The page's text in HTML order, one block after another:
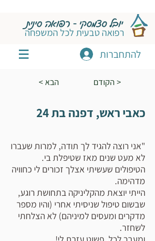
יובל סצמסקי - רפואה סינית
רפואה טבעית לכל המשפחה
להתחברות
< הבא הקודם >
כאבי ראש, דפנה בת 24
"אני רוצה להגיד לך תודה, למרות שעברו
לא מעט שנים מאז שטיפלת בי.
הטיפולים שעשיתי אצלך זכורים לי כחוויה
מדהימה.
הייתי יוצאת מהקליניקה בתחושת רוגע,
שבשום טיפול שניסיתי אחרי (והיו מספר
מדקרים ומעסים למיניהם) לא הצלחתי
לשחזר.